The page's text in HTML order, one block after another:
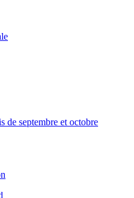
de septembre et octobre